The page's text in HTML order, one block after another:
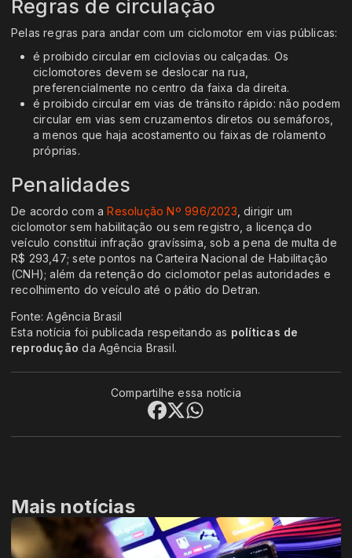
Regras de circulação
Pelas regras para andar com um ciclomotor em vias públicas:
é proibido circular em ciclovias ou calçadas. Os
ciclomotores devem se deslocar na rua,
preferencialmente no centro da faixa da direita.
é proibido circular em vias de trânsito rápido: não podem
circular em vias sem cruzamentos diretos ou semáforos,
a menos que haja acostamento ou faixas de rolamento
próprias.
Penalidades
De acordo com aResolução Nº 996/2023 , dirigir um
ciclomotor sem habilitação ou sem registro, a licença do
veículo constitui infração gravíssima, sob a pena de multa de
R$ 293,47; sete pontos na Carteira Nacional de Habilitação
(CNH); além da retenção do ciclomotor pelas autoridades e
recolhimento do veículo até o pátio do Detran.
Fonte: Agência Brasil
Esta notícia foi publicada respeitando as políticas de
reprodução da Agência Brasil.
Compartilhe essa notícia
Mais notícias